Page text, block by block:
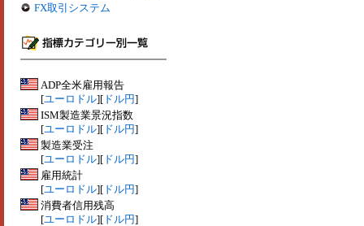
FX取引システム
ADP全米雇用報告
[ユーロドル][ ドル円]
ISM製造業景況指数
[ユーロドル][ ドル円]
製造業受注
[ユーロドル][ ドル円]
雇用統計
[ユーロドル][ ドル円]
消費者信用残高
[ユーロドル][ ドル円]